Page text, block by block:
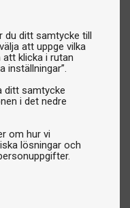
du ditt samtycke till
att uppge vilka
klicka i rutan
inställningar”.
ditt samtycke
i det nedre
om hur vi
lösningar och